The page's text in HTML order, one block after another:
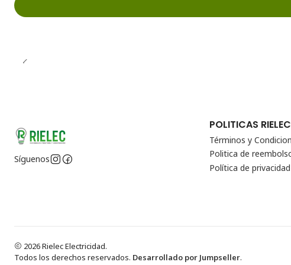
Síguenos
POLITICAS
Términos y
Politica de
Política de privacidad
2026 Rielec Electricidad.
Todos los derechos reservados. Desarrollado por Jumpseller.